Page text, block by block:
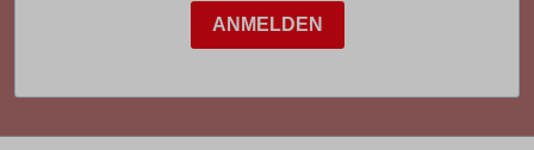
ANMELDEN